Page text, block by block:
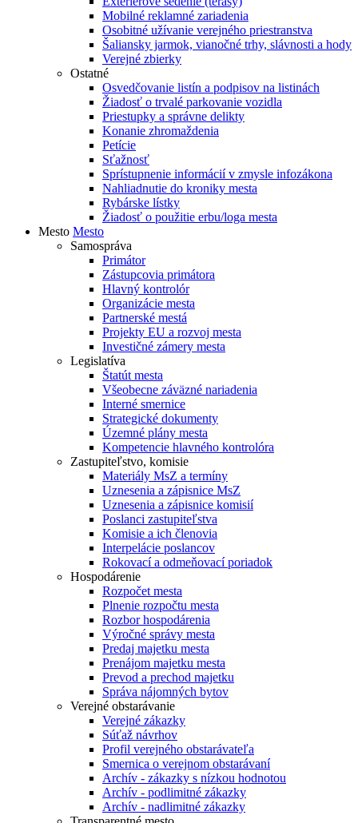
Mobilné reklamné zariadenia
Osobitné užívanie verejného priestranstva
Šaliansky jarmok, vianočné trhy, slávnosti a hody
Verejné zbierky
Ostatné
Osvedčovanie listín a podpisov na listinách
Žiadosť o trvalé parkovanie vozidla
Priestupky a správne delikty
Konanie zhromaždenia
Petície
Sťažnosť
Sprístupnenie informácií v zmysle infozákona
Nahliadnutie do kroniky mesta
Rybárske lístky
Žiadosť o použitie erbu/loga mesta
Mesto Mesto
Samospráva
Primátor
Zástupcovia primátora
Hlavný kontrolór
Organizácie mesta
Partnerské mestá
Projekty EU a rozvoj mesta
Investičné zámery mesta
Legislatíva
Štatút mesta
Všeobecne záväzné nariadenia
Interné smernice
Strategické dokumenty
Územné plány mesta
Kompetencie hlavného kontrolóra
Zastupiteľstvo, komisie
Materiály MsZ a termíny
Uznesenia a zápisnice MsZ
Uznesenia a zápisnice komisií
Poslanci zastupiteľstva
Komisie a ich členovia
Interpelácie poslancov
Rokovací a odmeňovací poriadok
Hospodárenie
Rozpočet mesta
Plnenie rozpočtu mesta
Rozbor hospodárenia
Výročné správy mesta
Predaj majetku mesta
Prenájom majetku mesta
Prevod a prechod majetku
Správa nájomných bytov
Verejné obstarávanie
Verejné zákazky
Súťaž návrhov
Profil verejného obstarávateľa
Smernica o verejnom obstarávaní
Archív - zákazky s nízkou hodnotou
Archív - podlimitné zákazky
Archív - nadlimitné zákazky